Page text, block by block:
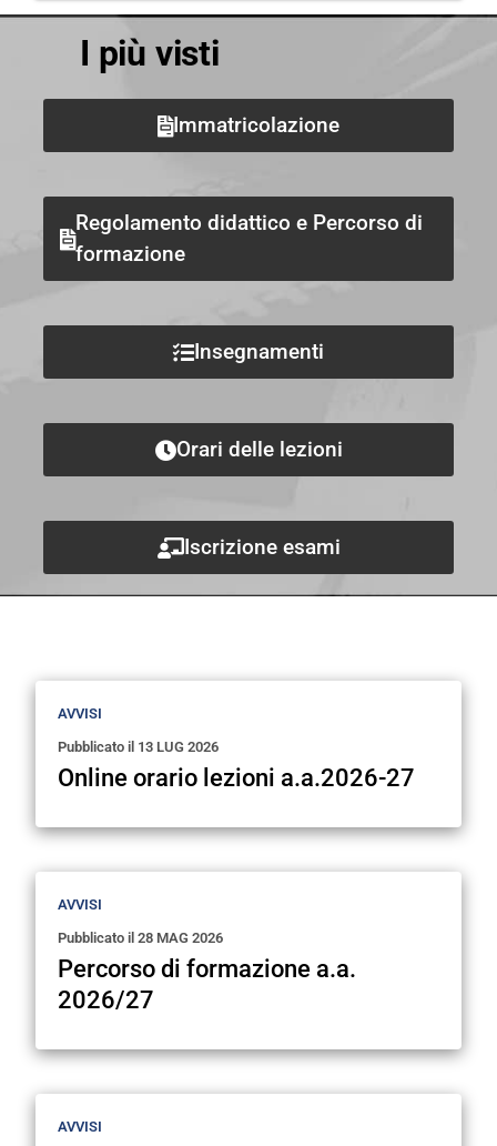
I più visti
Immatricolazione
Regolamento didattico e Percorso di
formazione
Insegnamenti
Orari delle lezioni
Iscrizione esami
AVVISI
Pubblicato il 13 LUG 2026
Online orario lezioni a.a.2026-27
AVVISI
Pubblicato il 28 MAG 2026
Percorso di formazione a.a.
2026/27
AVVISI